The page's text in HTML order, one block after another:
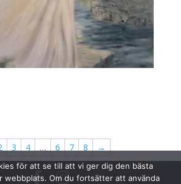
3 4 … 6 7 8 →
för att se till att vi ger dig den bästa
webbplats. Om du fortsätter att använda